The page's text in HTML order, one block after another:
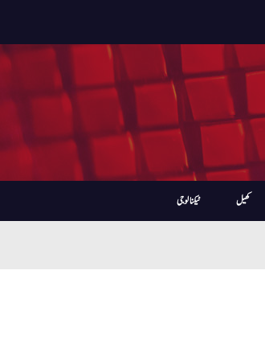
کھیل ٹیکنالوجی